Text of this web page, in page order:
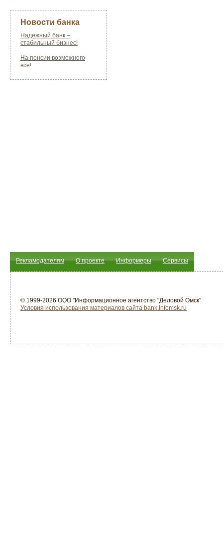
Новости банка
Надежный банк –
стабильный бизнес!
На пенсии возможного
все!
Рекламодателям О проекте Информеры Сервисы
© 1999-2026 ООО "Информационное агентство "Деловой Омск"
Условия использования материалов сайта bank.Infomsk.ru